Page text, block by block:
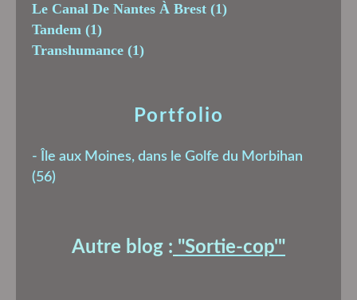
Le Canal De Nantes À Brest (1)
Tandem (1)
Transhumance (1)
Portfolio
- Île aux Moines, dans le Golfe du Morbihan
(56)
Autre blog : "Sortie-cop'"